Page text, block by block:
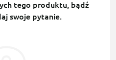
tego produktu, bądź
swoje pytanie.